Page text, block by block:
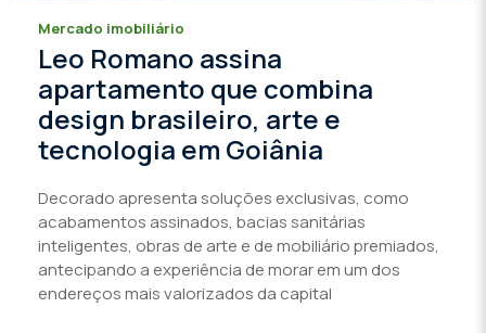
Mercado imobiliário
Leo Romano assina
apartamento que combina
design brasileiro, arte e
tecnologia em Goiânia
Decorado apresenta soluções exclusivas, como
acabamentos assinados, bacias sanitárias
inteligentes, obras de arte e de mobiliário premiados,
antecipando a experiência de morar em um dos
endereços mais valorizados da capital